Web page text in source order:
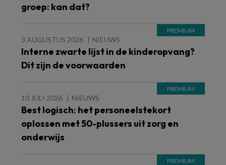
groep: kan dat?
3 AUGUSTUS 2026 NIEUWS
Interne zwarte lijst in de kinderopvang?
Dit zijn de voorwaarden
10 JULI 2026 NIEUWS
Best logisch: het personeelstekort
oplossen met 50-plussers uit zorg en
onderwijs